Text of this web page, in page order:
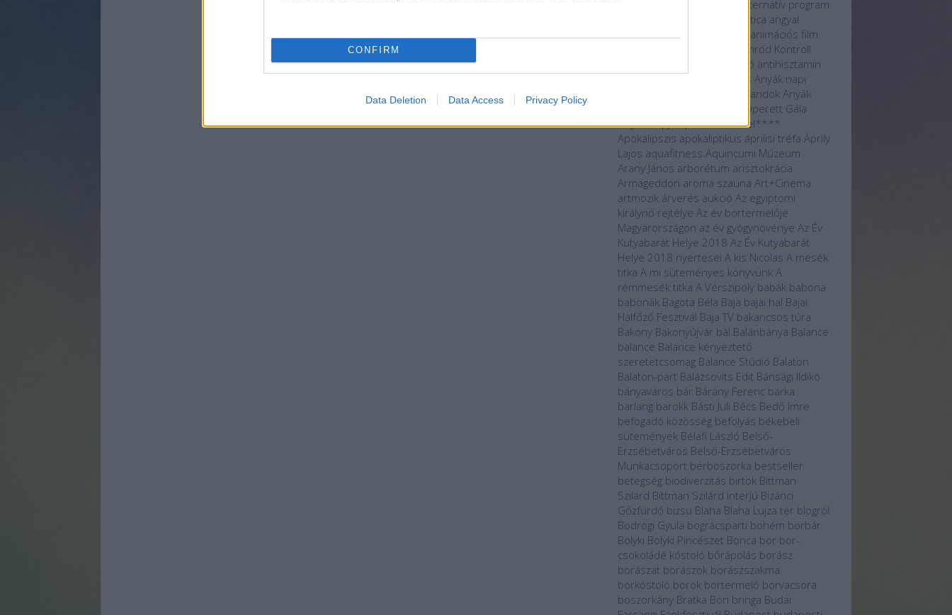
CONFIRM
Data Deletion Data Access Privacy Policy
alternatív program
Anachronistica angyal
Anilogue Fesztivál
animációs film
Antal Nimród Kontroll
antiaging stúdió antihisztamin
Anyák napi futás Anyák napi
Anyák napi kalandok Anyák
Anyák napi Operett Gála
Anyák Napja Aphrodite Hotel****
Apokalipszis apokaliptikus áprilisi tréfa Áprily
Lajos aquafitness Aquincumi Múzeum
Arany János arborétum arisztokrácia
Armageddon aroma szauna Art+Cinema
artmozik árverés aukció Az egyiptomi
királynő rejtélye Az év bortermelője
Magyarországon az év gyógynövénye Az Év
Kutyabarát Helye 2018 Az Év Kutyabarát
Helye 2018 nyertesei A kis Nicolas A mesék
titka A mi süteményes könyvünk A
rémmesék titka A Vérszipoly babák babona
babonák Bagota Béla Baja bajai hal Bajai
Halfőző Fesztivál Baja TV bakancsos túra
Bakony Bakonyújvár bál Balánbánya Balance
balance Balance kényeztető
szeretetcsomag Balance Stúdió Balaton
Balaton-part Balázsovits Edit Bánsági Ildikó
bányaváros bár Bárány Ferenc barka
barlang barokk Básti Juli Bécs Bedő Imre
befogadó közösség befolyás békebeli
sütemények Bélafi László Belső-
Erzsébetváros Belső-Erzsébetváros
Munkacsoport bérboszorka bestseller
betegség biodiverzitás birtok Bittman
Szilárd Bittman Szilárd interjú Bizánci
Gőzfürdő bizsu Blaha Blaha Lujza tér blogról
Bodrogi Gyula bográcsparti bohém borbár
Bolyki Bolyki Pincészet Bonca bor bor-
csokoládé kóstoló bőrápolás borász
borászat borászok borászszakma
borkóstoló borok bortermelő borvacsora
boszorkány Bratka Bori bringa Budai